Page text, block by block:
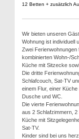
12 Betten + zusätzlich
Wir bieten unseren
Wohnung ist individuell
Zwei
kombinierten Wohn-/
Küche mit Sitzecke
Die dritte
Schlafcouch, Sat-TV
einem Flur, einer
Dusche und WC.
Die vierte
aus 2 Schlafzimmern,
Küche mit
Sat-TV.
Kinder sind bei uns